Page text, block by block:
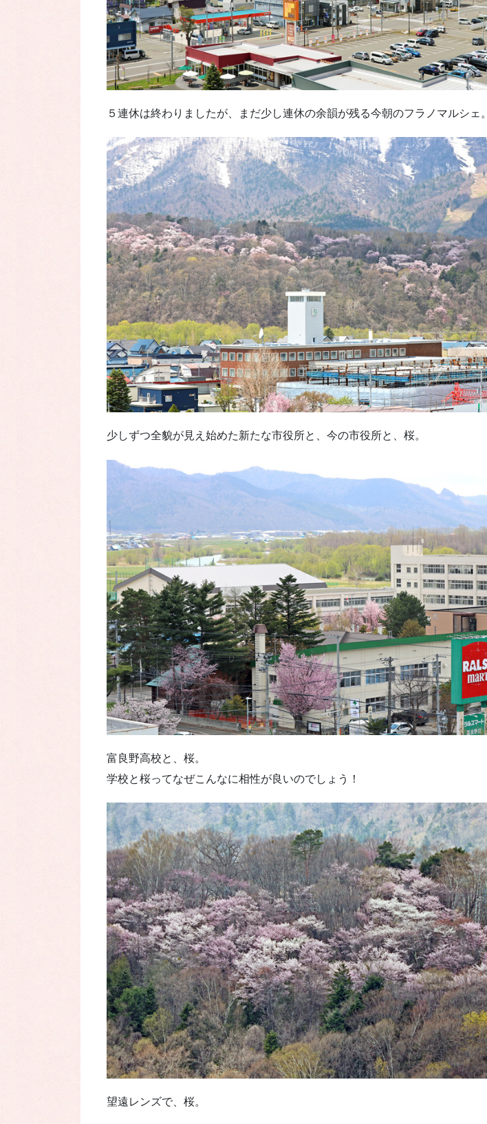
５連休は終わりましたが、まだ少し連休の余韻が残る今朝のフラノマルシェ。
少しずつ全貌が見え始めた新たな市役所と、今の市役所と、桜。
富良野高校と、桜。
学校と桜ってなぜこんなに相性が良いのでしょう！
望遠レンズで、桜。